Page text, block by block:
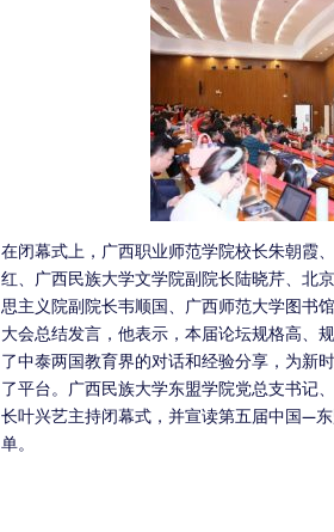
在闭幕式上，广西职业师范学院校长朱朝霞
红、广西民族大学文学院副院长陆晓芹、北
思主义院副院长韦顺国、广西师范大学图书
大会总结发言，他表示，本届论坛规格高、
了中泰两国教育界的对话和经验分享，为新
了平台。广西民族大学东盟学院党总支书记
长叶兴艺主持闭幕式，并宣读第五届中国—
单。